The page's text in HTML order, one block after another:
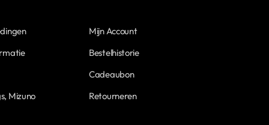
Mizuno
Mijn Account
Bestelhistorie
Cadeaubon
Retourneren